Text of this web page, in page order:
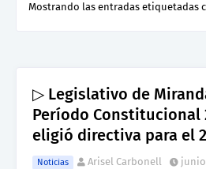
Mostrando las entradas etiquetadas
▷ Legislativo de
Período Constitucional
eligió directiva para el
Noticias Arisel Carbonell junio